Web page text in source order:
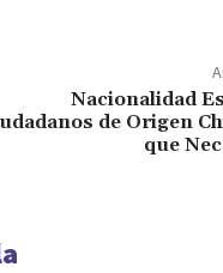
Nacionalidad
de Origen
que